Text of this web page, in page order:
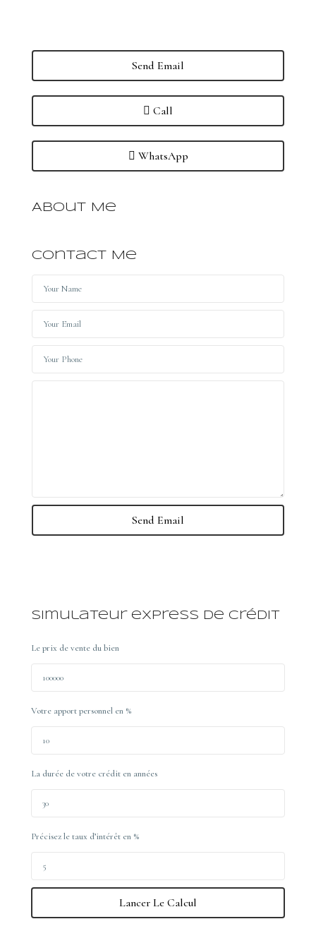
Send Email
Call
WhatsApp
About Me
Contact Me
Simulateur express de crédit
Le prix de vente du bien
Votre apport personnel en %
La durée de votre crédit en années
Précisez le taux d’intérêt en %
Lancer Le Calcul